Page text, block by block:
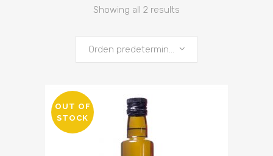
Showing all 2 results
Orden predeterminado
OUT OF
STOCK